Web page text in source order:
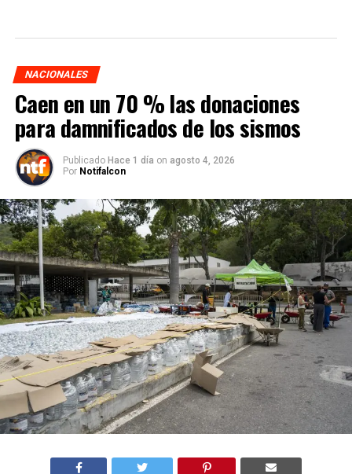
NACIONALES
Caen en un 70 % las donaciones
para damnificados de los sismos
Publicado Hace 1 día on agosto 4, 2026
Por Notifalcon